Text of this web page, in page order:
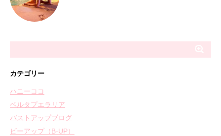
カテゴリー
ハニーココ
ベルタプエラリア
バストアップブログ
ビーアップ（B-UP）